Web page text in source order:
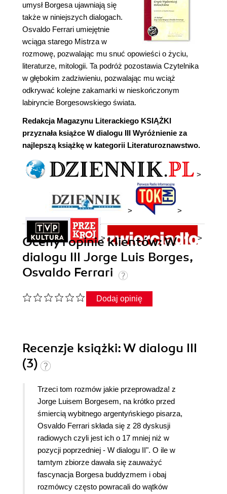
umysł Borgesa ujawniają się
także w niniejszych dialogach.
Osvaldo Ferrari umiejętnie
wciąga starego Mistrza w
rozmowę, pozwalając mu snuć opowieści o życiu,
literaturze, mitologii. Ta podróż pozostawia Czytelnika
w głębokim zadziwieniu, pozwalając mu wciąż
odkrywać kolejne zakamarki w nieskończonym
labiryncie Borgesowskiego świata.
Redakcja Magazynu Literackiego KSIĄŻKI
przyznała książce W dialogu III Wyróżnienie za
najlepszą książkę w kategorii Literaturoznawstwo.
>
> >
> >
Oceny i opinie klientów: W
dialogu III Jorge Luis Borges,
Osvaldo Ferrari
Dodaj opinię
Recenzje książki: W dialogu III
(3)
Trzeci tom rozmów jakie przeprowadza! z
Jorge Luisem Borgesem, na krótko przed
śmiercią wybitnego argentyńskiego pisarza,
Osvaldo Ferrari składa się z 28 dyskusji
radiowych czyli jest ich o 17 mniej niż w
pozycji poprzedniej - W dialogu II". O ile w
tamtym zbiorze dawała się zauważyć
fascynacja Borgesa buddyzmem i obaj
rozmówcy często powracali do wątków